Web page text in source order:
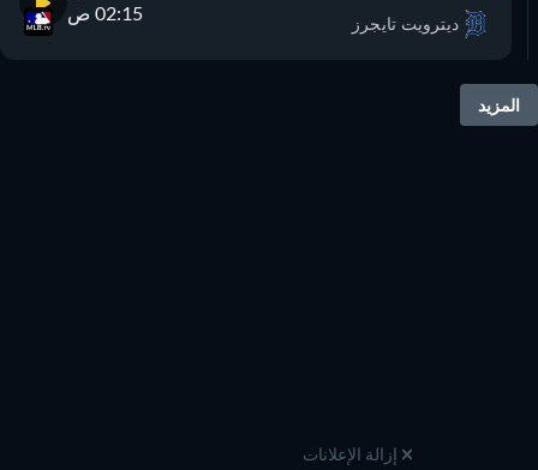
ديترويت تايجرز 02:15 ص
المزيد
إزالة الإعلانات